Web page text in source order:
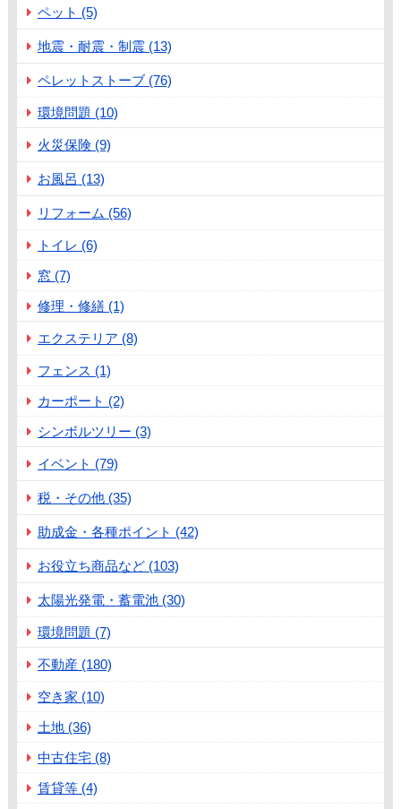
ペット (5)
地震・耐震・制震 (13)
ペレットストーブ (76)
環境問題 (10)
火災保険 (9)
お風呂 (13)
リフォーム (56)
トイレ (6)
窓 (7)
修理・修繕 (1)
エクステリア (8)
フェンス (1)
カーポート (2)
シンボルツリー (3)
イベント (79)
税・その他 (35)
助成金・各種ポイント (42)
お役立ち商品など (103)
太陽光発電・蓄電池 (30)
環境問題 (7)
不動産 (180)
空き家 (10)
土地 (36)
中古住宅 (8)
賃貸等 (4)